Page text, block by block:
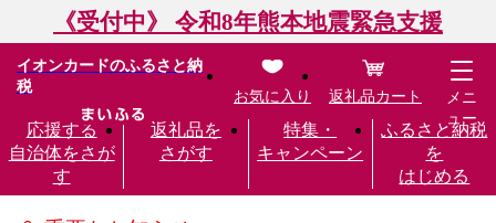
《受付中》 令和8年熊本地震緊急支援
イオンカードのふるさと納
税
応援する
自治体をさが
す
返礼品を
さがす
特集・
キャンペーン
ふるさと納税
を
はじめる
お気に入り 返礼品カート
メニ
ュー